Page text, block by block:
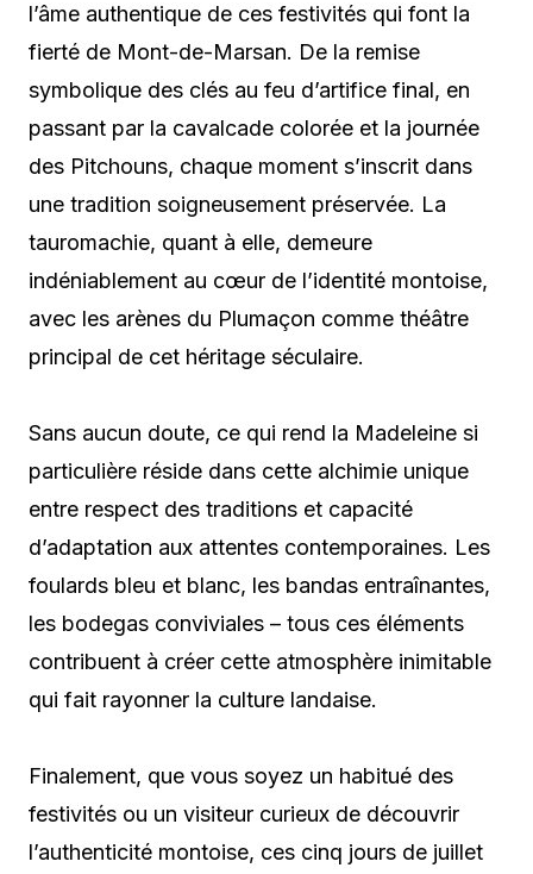
l’âme authentique de ces festivités qui font la
fierté de Mont-de-Marsan. De la remise
symbolique des clés au feu d’artifice final, en
passant par la cavalcade colorée et la journée
des Pitchouns, chaque moment s’inscrit dans
une tradition soigneusement préservée. La
tauromachie, quant à elle, demeure
indéniablement au cœur de l’identité montoise,
avec les arènes du Plumaçon comme théâtre
principal de cet héritage séculaire.
Sans aucun doute, ce qui rend la Madeleine si
particulière réside dans cette alchimie unique
entre respect des traditions et capacité
d’adaptation aux attentes contemporaines. Les
foulards bleu et blanc, les bandas entraînantes,
les bodegas conviviales – tous ces éléments
contribuent à créer cette atmosphère inimitable
qui fait rayonner la culture landaise.
Finalement, que vous soyez un habitué des
festivités ou un visiteur curieux de découvrir
l’authenticité montoise, ces cinq jours de juillet